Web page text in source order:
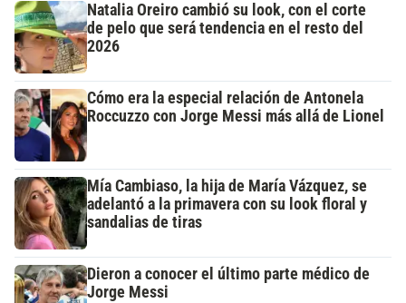
Natalia Oreiro cambió su look, con el corte
de pelo que será tendencia en el resto del
2026
Cómo era la especial relación de Antonela
Roccuzzo con Jorge Messi más allá de Lionel
Mía Cambiaso, la hija de María Vázquez, se
adelantó a la primavera con su look floral y
sandalias de tiras
Dieron a conocer el último parte médico de
Jorge Messi